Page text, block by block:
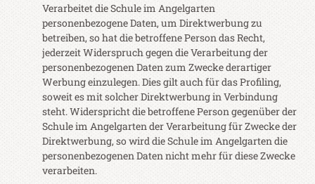
Verarbeitet die Schule im Angelgarten
personenbezogene Daten, um Direktwerbung zu
betreiben, so hat die betroffene Person das Recht,
jederzeit Widerspruch gegen die Verarbeitung der
personenbezogenen Daten zum Zwecke derartiger
Werbung einzulegen. Dies gilt auch für das Profiling,
soweit es mit solcher Direktwerbung in Verbindung
steht. Widerspricht die betroffene Person gegenüber der
Schule im Angelgarten der Verarbeitung für Zwecke der
Direktwerbung, so wird die Schule im Angelgarten die
personenbezogenen Daten nicht mehr für diese Zwecke
verarbeiten.